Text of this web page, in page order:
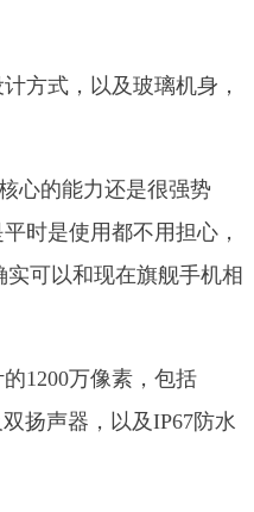
方式，以及玻璃机身，
心的能力还是很强势
时是使用都不用担心，
可以和现在旗舰手机相
1200万像素，包括
扬声器，以及IP67防水